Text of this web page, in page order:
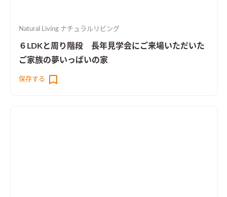
Natural Living ナチュラルリビング
６LDKと周り階段 長年見学会にご来場いただいた
ご家族の夢いっぱいの家
保存する